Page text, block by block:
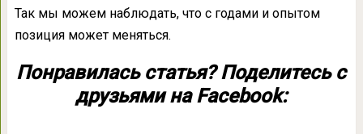
Так мы можем наблюдать, что с годами и опытом
позиция может меняться.
Понравилась статья? Поделитесь с
друзьями на Facebook: